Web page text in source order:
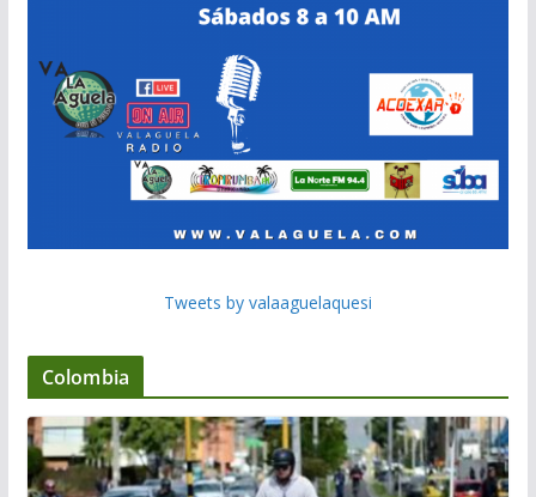
Tweets by valaaguelaquesi
Colombia